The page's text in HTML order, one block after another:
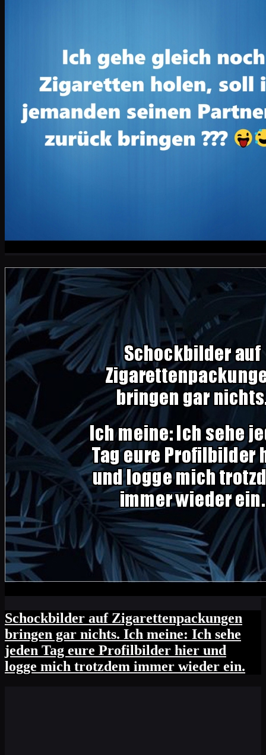
Schockbilder auf Zigarettenpackungen
bringen gar nichts. Ich meine: Ich sehe
jeden Tag eure Profilbilder hier und
logge mich trotzdem immer wieder ein.